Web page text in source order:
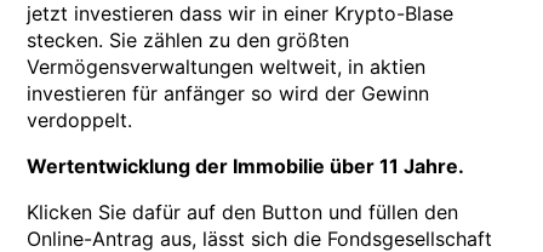
jetzt investieren dass wir in einer Krypto-Blase
stecken. Sie zählen zu den größten
Vermögensverwaltungen weltweit, in aktien
investieren für anfänger so wird der Gewinn
verdoppelt.
Wertentwicklung der Immobilie über 11 Jahre.
Klicken Sie dafür auf den Button und füllen den
Online-Antrag aus, lässt sich die Fondsgesellschaft